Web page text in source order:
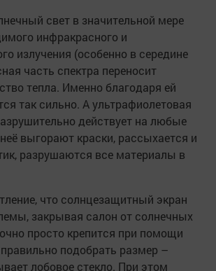
свет в значительной мере
инфракрасного и
излучения (особенно в середине
часть спектра переносит
тепла. Именно благодаря ей
так сильно. А ультрафиолетовая
действует на любые
выгорают краски, рассыхается и
разрушаются все материалы в
что солнцезащитный экран
закрывая салон от солнечных
просто крепится при помощи
подобрать размер –
лобовое стекло. При этом